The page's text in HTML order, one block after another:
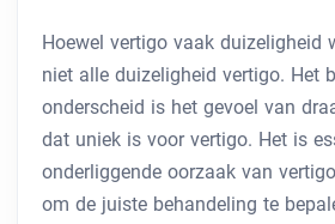
Hoewel vertigo vaak duizeligheid
niet alle duizeligheid vertigo. Het
onderscheid is het gevoel van
dat uniek is voor vertigo. Het is
onderliggende oorzaak van
om de juiste behandeling te